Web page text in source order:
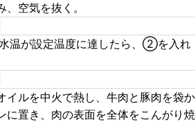
空気を抜く。
温が設定温度に達したら、②を入れ
イルを中火で熱し、牛肉と豚肉を袋か
に置き、肉の表面を全体をこんがり焼